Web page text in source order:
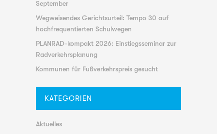
September
Wegweisendes Gerichtsurteil: Tempo 30 auf
hochfrequentierten Schulwegen
PLANRAD-kompakt 2026: Einstiegsseminar zur
Radverkehrsplanung
Kommunen für Fußverkehrspreis gesucht
KATEGORIEN
Aktuelles